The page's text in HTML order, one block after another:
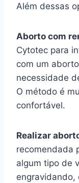
Além dessas
Aborto com
Cytotec para
com um
necessidade
O método é
confortável.
Realizar
recomendada
algum tipo de
engravidando,